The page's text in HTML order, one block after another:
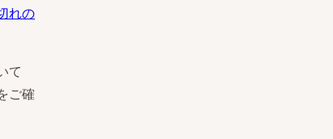
れの
て
ご確